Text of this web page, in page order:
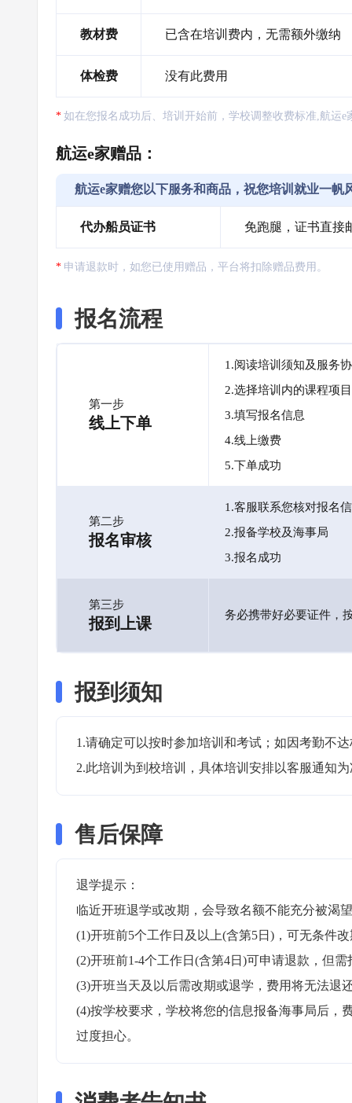
教材费 已含在培训费内，无需额外缴纳
体检费 没有此费用
如在您报名成功后、培训开始前，学校调整收费标准,航运
航运e家赠品：
航运e家赠您以下服务和商品，祝您培训就业一帆
代办船员证书 免跑腿，证书直接
申请退款时，如您已使用赠品，平台将扣除赠品费用。
报名流程
第一步
线上下单
1.阅读培训须知及服务
2.选择培训内的课程项目
3.填写报名信息
4.线上缴费
5.下单成功
第二步
报名审核
1.客服联系您核对报名
2.报备学校及海事局
3.报名成功
第三步
报到上课 务必携带好必要证件，
报到须知
1.请确定可以按时参加培训和考试；如因考勤不
2.此培训为到校培训，具体培训安排以客服通知
售后保障
退学提示：
临近开班退学或改期，会导致名额不能充分被渴
(1)开班前5个工作日及以上(含第5日)，可无条件
(2)开班前1-4个工作日(含第4日)可申请退款，但
(3)开班当天及以后需改期或退学，费用将无法退
(4)按学校要求，学校将您的信息报备海事局后，
过度担心。